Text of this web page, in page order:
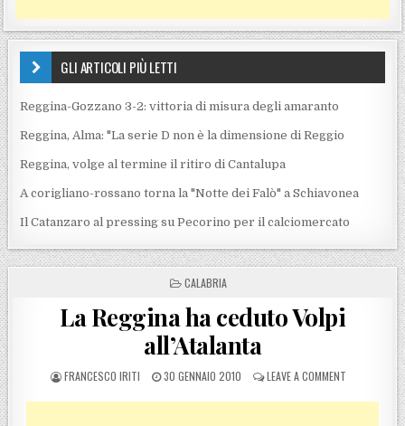
GLI ARTICOLI PIÙ LETTI
Reggina-Gozzano 3-2: vittoria di misura degli amaranto
Reggina, Alma: "La serie D non è la dimensione di Reggio
Reggina, volge al termine il ritiro di Cantalupa
A corigliano-rossano torna la "Notte dei Falò" a Schiavonea
Il Catanzaro al pressing su Pecorino per il calciomercato
POSTED IN
CALABRIA
La Reggina ha ceduto Volpi
all’Atalanta
POSTED BY
FRANCESCO IRITI POSTED ON
30 GENNAIO 2010 LEAVE A COMMENTON LA